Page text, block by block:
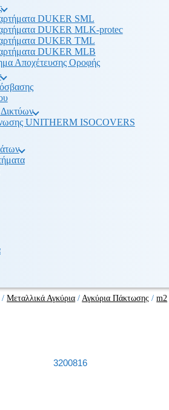
DUKER SML
DUKER MLK-protec
DUKER TML
DUKER MLB
Αποχέτευσης Οροφής
UNITHERM ISOCOVERS
/Μεταλλικά Αγκύρια /Αγκύρια Πάκτωσης /m2
3200816